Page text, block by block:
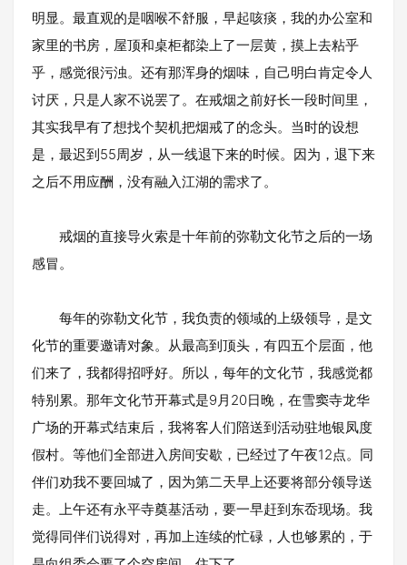
明显。最直观的是咽喉不舒服，早起咳痰，我的办公室和
家里的书房，屋顶和桌柜都染上了一层黄，摸上去粘乎
乎，感觉很污浊。还有那浑身的烟味，自己明白肯定令人
讨厌，只是人家不说罢了。在戒烟之前好长一段时间里，
其实我早有了想找个契机把烟戒了的念头。当时的设想
是，最迟到55周岁，从一线退下来的时候。因为，退下来
之后不用应酬，没有融入江湖的需求了。
戒烟的直接导火索是十年前的弥勒文化节之后的一场
感冒。
每年的弥勒文化节，我负责的领域的上级领导，是文
化节的重要邀请对象。从最高到顶头，有四五个层面，他
们来了，我都得招呼好。所以，每年的文化节，我感觉都
特别累。那年文化节开幕式是9月20日晚，在雪窦寺龙华
广场的开幕式结束后，我将客人们陪送到活动驻地银凤度
假村。等他们全部进入房间安歇，已经过了午夜12点。同
伴们劝我不要回城了，因为第二天早上还要将部分领导送
走。上午还有永平寺奠基活动，要一早赶到东岙现场。我
觉得同伴们说得对，再加上连续的忙碌，人也够累的，于